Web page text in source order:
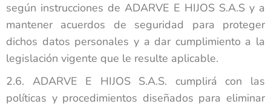
según instrucciones de ADARVE E HIJOS S.A.S y a
mantener acuerdos de seguridad para proteger
dichos datos personales y a dar cumplimiento a la
legislación vigente que le resulte aplicable.
2.6. ADARVE E HIJOS S.A.S. cumplirá con las
políticas y procedimientos diseñados para eliminar